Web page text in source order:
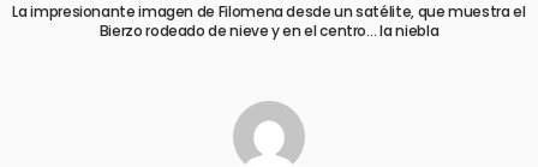
La impresionante imagen de Filomena desde un satélite, que muestra el
Bierzo rodeado de nieve y en el centro… la niebla